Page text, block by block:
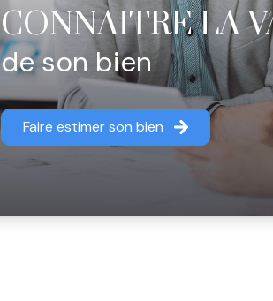
CONNAITRE LA
de son bien
Faire estimer son bien